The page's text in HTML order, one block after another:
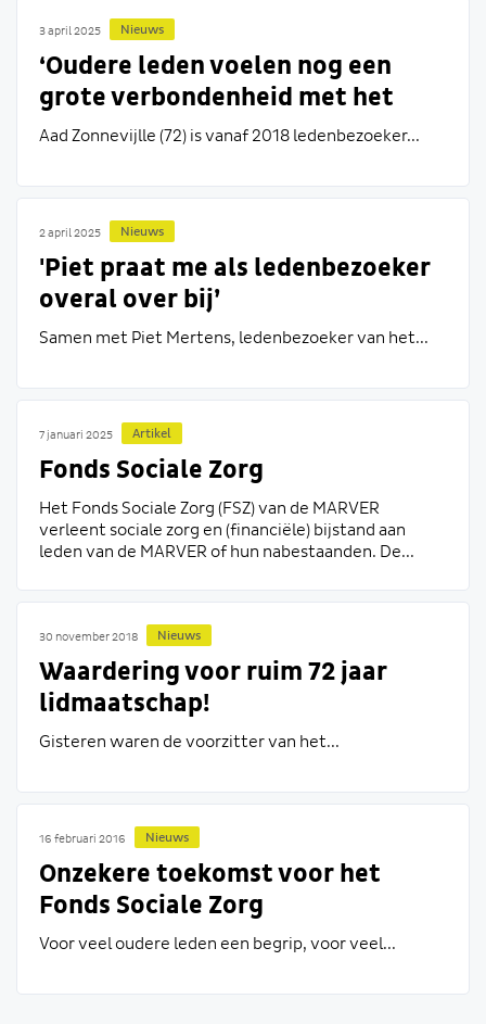
3 april 2025 Nieuws
‘Oudere leden voelen nog een
grote verbondenheid met het
Wapen’
Aad Zonnevijlle (72) is vanaf 2018 ledenbezoeker...
2 april 2025 Nieuws
'Piet praat me als ledenbezoeker
overal over bij’
Samen met Piet Mertens, ledenbezoeker van het...
7 januari 2025 Artikel
Fonds Sociale Zorg
Het Fonds Sociale Zorg (FSZ) van de MARVER
verleent sociale zorg en (financiële) bijstand aan
leden van de MARVER of hun nabestaanden. De...
30 november 2018 Nieuws
Waardering voor ruim 72 jaar
lidmaatschap!
Gisteren waren de voorzitter van het...
16 februari 2016 Nieuws
Onzekere toekomst voor het
Fonds Sociale Zorg
Voor veel oudere leden een begrip, voor veel...